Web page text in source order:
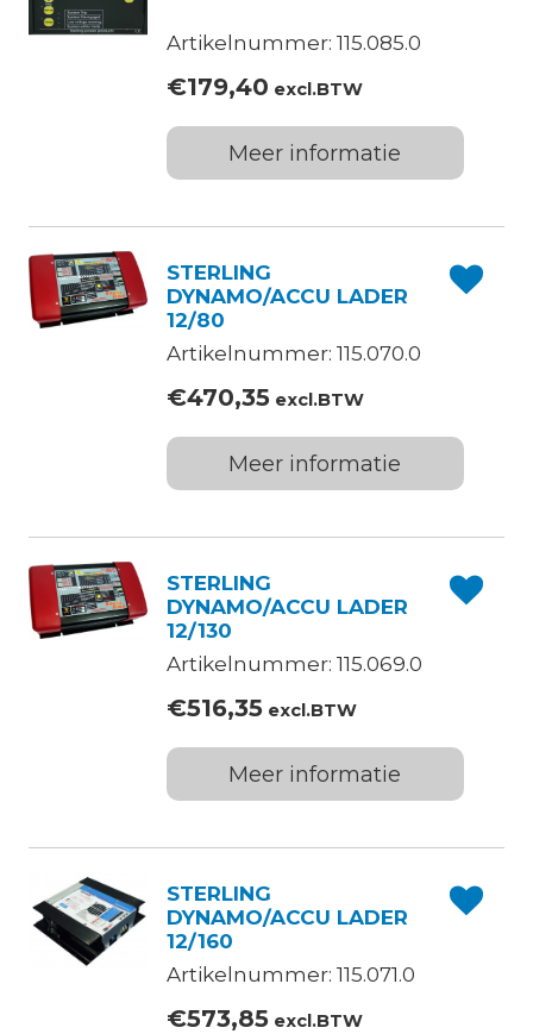
Artikelnummer: 115.085.0
€179,40 excl.BTW
Meer informatie
STERLING
DYNAMO/ACCU LADER
12/80
Artikelnummer: 115.070.0
€470,35excl.BTW
Meer informatie
STERLING
DYNAMO/ACCU LADER
12/130
Artikelnummer: 115.069.0
€516,35excl.BTW
Meer informatie
STERLING
DYNAMO/ACCU LADER
12/160
Artikelnummer: 115.071.0
€573,85excl.BTW